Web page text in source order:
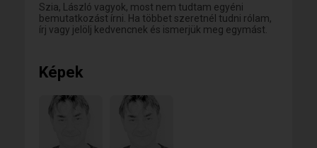
Szia, László vagyok, most nem tudtam egyéni
bemutatkozást írni. Ha többet szeretnél tudni rólam,
írj vagy jelölj kedvencnek és ismerjük meg egymást.
Képek